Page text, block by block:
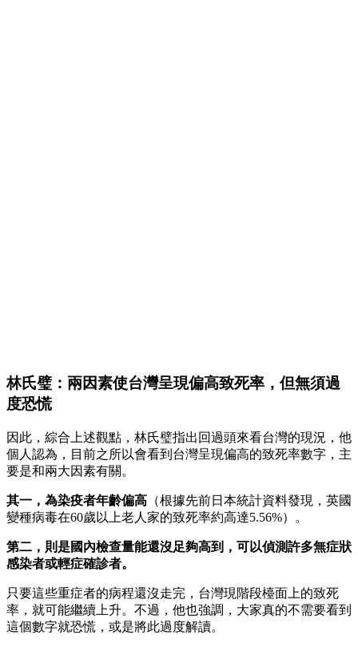
林氏璧：兩因素使台灣呈現偏高致死率，但無須過
度恐慌
因此，綜合上述觀點，林氏璧指出回過頭來看台灣的現況，他
個人認為，目前之所以會看到台灣呈現偏高的致死率數字，主
要是和兩大因素有關。
其一，為染疫者年齡偏高 （根據先前日本統計資料發現，英國
變種病毒在60歲以上老人家的致死率約高達5.56%）。
第二，則是國內檢查量能還沒足夠高到，可以偵測許多無症狀
感染者或輕症確診者。
只要這些重症者的病程還沒走完，台灣現階段檯面上的致死
率，就可能繼續上升。不過，他也強調，大家真的不需要看到
這個數字就恐慌，或是將此過度解讀。